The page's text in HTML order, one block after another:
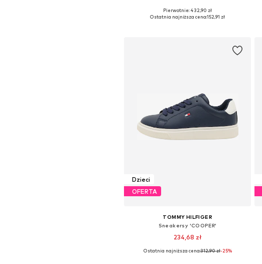
Dostępne rozmiary: One Size
Pierwotnie: 432,90 zł
Ostatnia najniższa cena:152,91 zł
Dzieci
OFERTA
TOMMY HILFIGER
Sneakersy 'COOPER'
234,68 zł
Dostępne w różnych rozmiarach
Ostatnia najniższa cena:312,90 zł-25%